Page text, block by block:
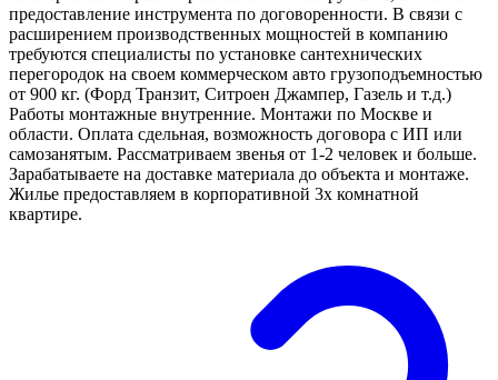
предоставление инструмента по договоренности. В связи с
расширением производственных мощностей в компанию
требуются специалисты по установке сантехнических
перегородок на своем коммерческом авто грузоподъемностью
от 900 кг. (Форд Транзит, Ситроен Джампер, Газель и т.д.)
Работы монтажные внутренние. Монтажи по Москве и
области. Оплата сдельная, возможность договора с ИП или
самозанятым. Рассматриваем звенья от 1-2 человек и больше.
Зарабатываете на доставке материала до объекта и монтаже.
Жилье предоставляем в корпоративной 3х комнатной
квартире.